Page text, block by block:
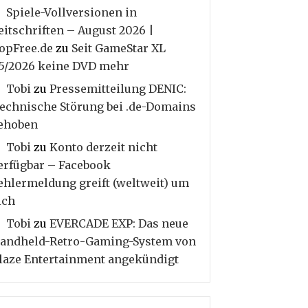
Spiele-Vollversionen in
– August 2026 |
zu Seit GameStar XL
2026 keine DVD mehr
Tobi zu Pressemitteilung DENIC:
Störung bei .de-Domains
Tobi zu Konto derzeit nicht
– Facebook
greift (weltweit) um
Tobi zu EVERCADE EXP: Das neue
Retro-Gaming-System von
Entertainment angekündigt